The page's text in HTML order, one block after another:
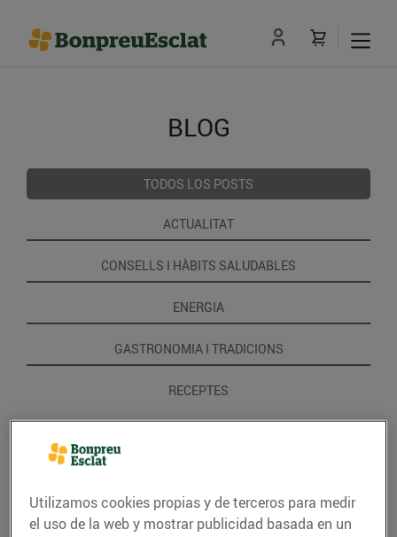
BLOG
TODOS LOS POSTS
ACTUALITAT
CONSELLS I HÀBITS SALUDABLES
ENERGIA
GASTRONOMIA I TRADICIONS
RECEPTES
Utilizamos cookies propias y de terceros para medir
el uso de la web y mostrar publicidad basada en un